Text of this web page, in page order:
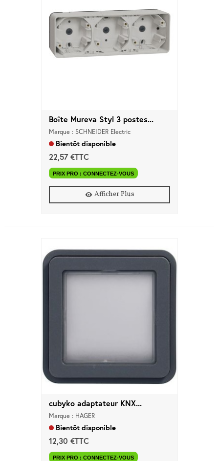
Boîte Mureva Styl 3 postes...
Marque : SCHNEIDER Electric
Bientôt disponible
22,57 €TTC
PRIX PRO : CONNECTEZ-VOUS
Afficher Plus
cubyko adaptateur KNX...
Marque : HAGER
Bientôt disponible
12,30 €TTC
PRIX PRO : CONNECTEZ-VOUS